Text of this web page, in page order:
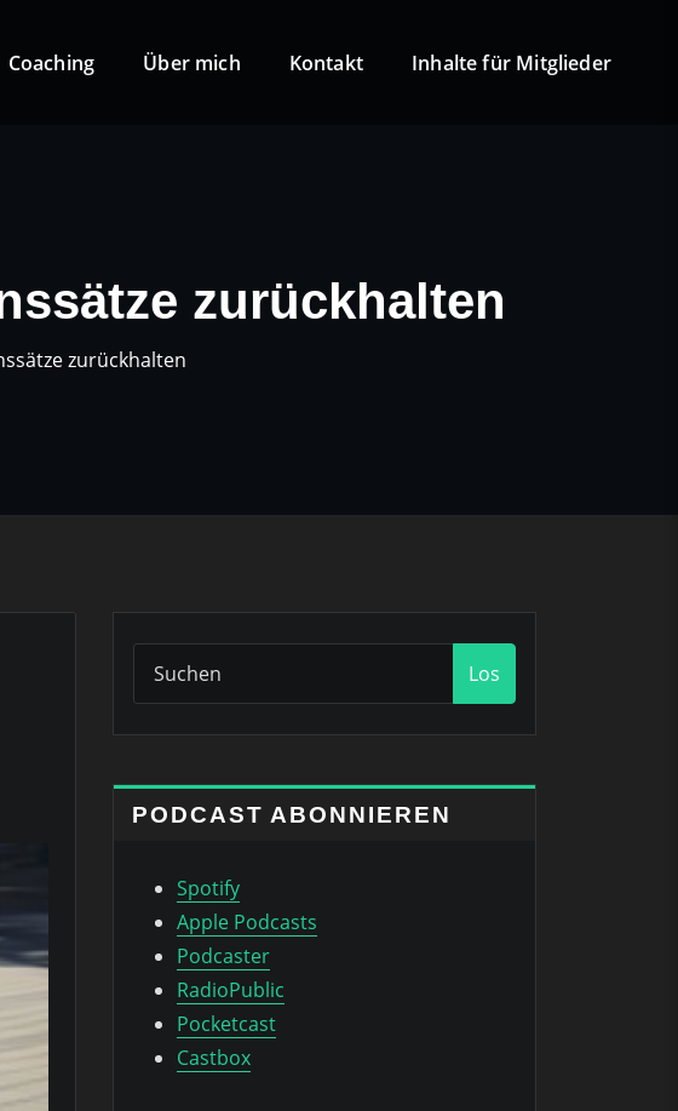
Coaching Über mich Kontakt Inhalte für Mitglieder
zurückhalten
zurückhalten
Los
PODCAST ABONNIEREN
Spotify
Apple Podcasts
Podcaster
RadioPublic
Pocketcast
Castbox